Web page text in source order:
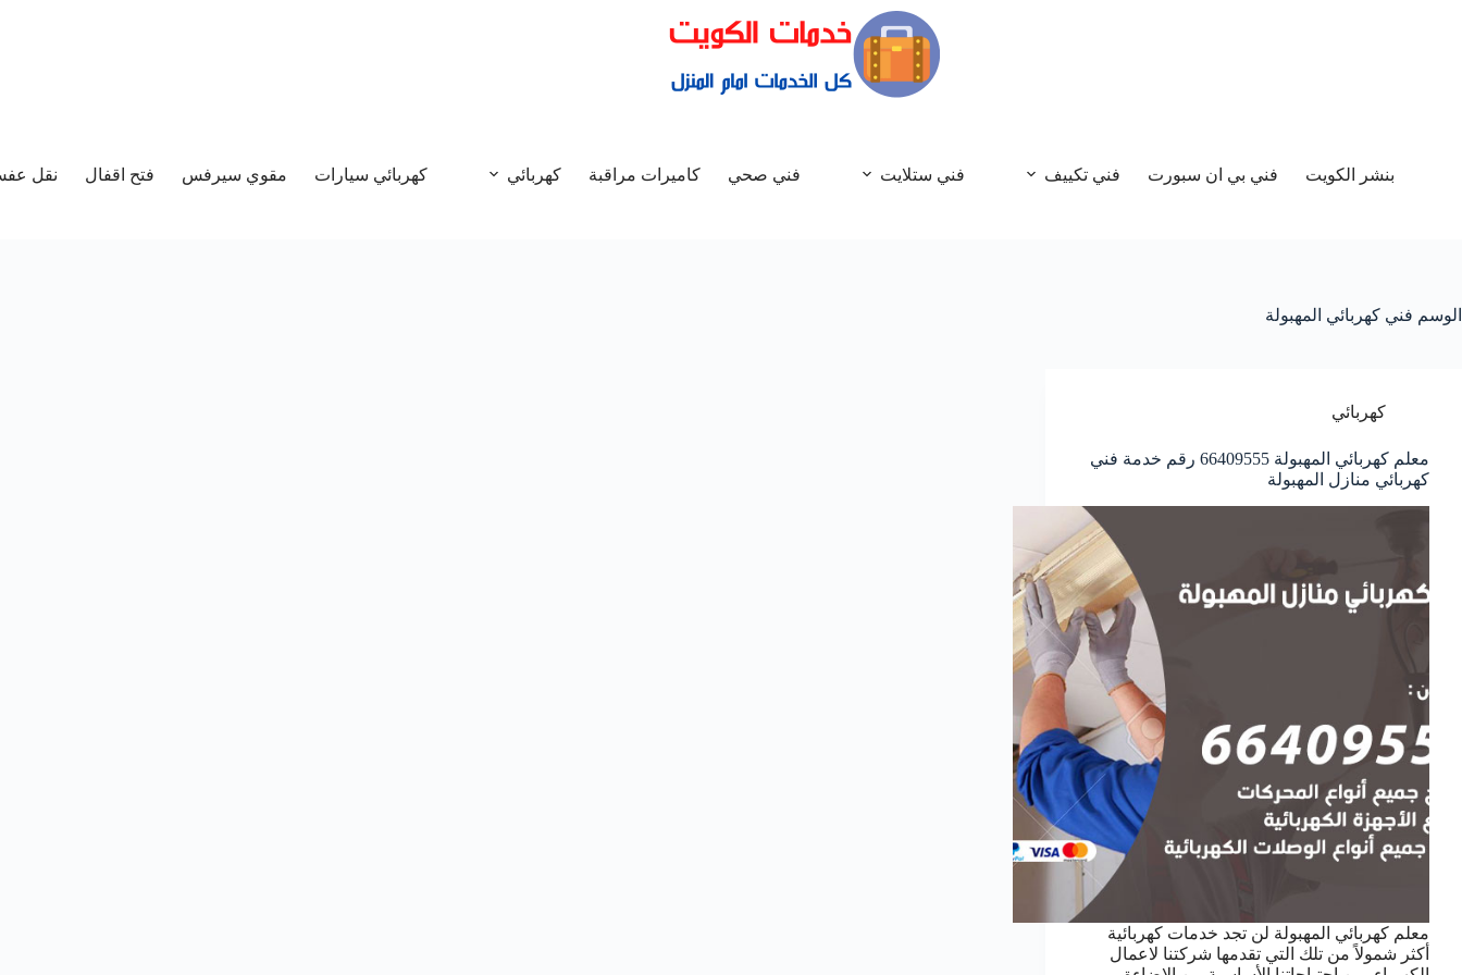
بنشر الكويت فني بي ان سبورت فني تكييف فني ستلايت فني صحي كاميرات مراقبة كهربائي كهربائي سيارات مقوي سيرفس فتح اقفال نقل
الوسم فني كهربائي المهبولة
كهربائي
معلم كهربائي المهبولة 66409555 رقم خدمة فني
كهربائي منازل المهبولة
معلم كهربائي المهبولة لن تجد خدمات كهربائية
أكثر شمولاً من تلك التي تقدمها شركتنا لاعمال